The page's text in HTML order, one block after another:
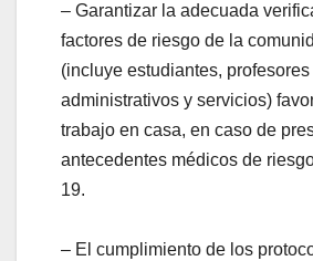
– Garantizar la adecuada
factores de riesgo de la
(incluye estudiantes, profesores
administrativos y servicios)
trabajo en casa, en caso de
antecedentes médicos de
19.
– El cumplimiento de los